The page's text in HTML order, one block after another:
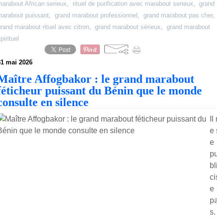
African serieux, rituel de purification avec marabout serieux, grand
puissant, grand marabout professionnel , grand marabout pas cher,
marabout rituel avec citron, grand marabout sérieux, grand marabout
mai 2026
Affogbakor : le grand marabout
puissant du Bénin que le monde
en silence
e
e
bli
e
s. I